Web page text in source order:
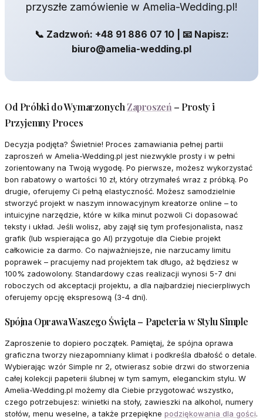
przyszłe zamówienie w Amelia-Wedding.pl!
📞 Zadzwoń: +48 91 886 07 10 | 📧 Napisz:
biuro@amelia-wedding.pl
Od Próbki do WymarzonychZaproszeń– Prosty i
Przyjemny Proces
Decyzja podjęta? Świetnie! Proces zamawiania pełnej partii
zaproszeń w Amelia-Wedding.pl jest niezwykle prosty i w pełni
zorientowany na Twoją wygodę. Po pierwsze, możesz wykorzystać
bon rabatowy o wartości 10 zł, który otrzymałeś wraz z próbką. Po
drugie, oferujemy Ci pełną elastyczność. Możesz samodzielnie
stworzyć projekt w naszym innowacyjnym kreatorze online – to
intuicyjne narzędzie, które w kilka minut pozwoli Ci dopasować
teksty i układ. Jeśli wolisz, aby zajął się tym profesjonalista, nasz
grafik (lub wspierająca go AI) przygotuje dla Ciebie projekt
całkowicie za darmo. Co najważniejsze, nie narzucamy limitu
poprawek – pracujemy nad projektem tak długo, aż będziesz w
100% zadowolony. Standardowy czas realizacji wynosi 5-7 dni
roboczych od akceptacji projektu, a dla najbardziej niecierpliwych
oferujemy opcję ekspresową (3-4 dni).
Spójna Oprawa Waszego Święta – Papeteria w Stylu Simple
Zaproszenie to dopiero początek. Pamiętaj, że spójna oprawa
graficzna tworzy niezapomniany klimat i podkreśla dbałość o detale.
Wybierając wzór Simple nr 2, otwierasz sobie drzwi do stworzenia
całej kolekcji papeterii ślubnej w tym samym, eleganckim stylu. W
Amelia-Wedding.pl możemy dla Ciebie przygotować wszystko,
czego potrzebujesz: winietki na stoły, zawieszki na alkohol, numery
stołów, menu weselne, a także przepiękne podziękowania dla gości.